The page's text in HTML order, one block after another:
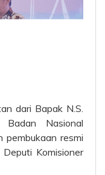
dari Bapak N.S.
Nasional
pembukaan resmi
Komisioner